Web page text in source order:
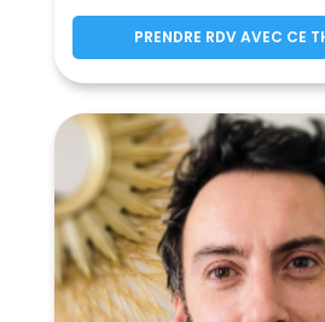
PRENDRE RDV AVEC CE